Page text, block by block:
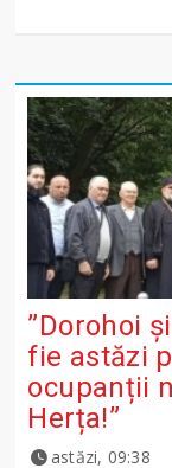
”Dorohoi
fie astăzi
ocupanții
Herța!”
astăzi, 09:38